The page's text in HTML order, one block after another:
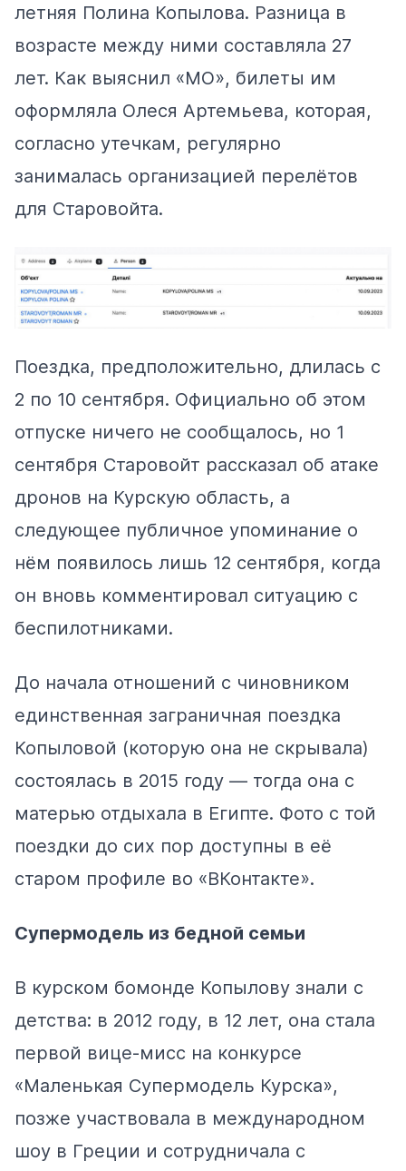
летняя Полина Копылова. Разница в
возрасте между ними составляла 27
лет. Как выяснил «МО», билеты им
оформляла Олеся Артемьева, которая,
согласно утечкам, регулярно
занималась организацией перелётов
для Старовойта.
Поездка, предположительно, длилась с
2 по 10 сентября. Официально об этом
отпуске ничего не сообщалось, но 1
сентября Старовойт рассказал об атаке
дронов на Курскую область, а
следующее публичное упоминание о
нём появилось лишь 12 сентября, когда
он вновь комментировал ситуацию с
беспилотниками.
До начала отношений с чиновником
единственная заграничная поездка
Копыловой (которую она не скрывала)
состоялась в 2015 году — тогда она с
матерью отдыхала в Египте. Фото с той
поездки до сих пор доступны в её
старом профиле во «ВКонтакте».
Супермодель из бедной семьи
В курском бомонде Копылову знали с
детства: в 2012 году, в 12 лет, она стала
первой вице-мисс на конкурсе
«Маленькая Супермодель Курска»,
позже участвовала в международном
шоу в Греции и сотрудничала с